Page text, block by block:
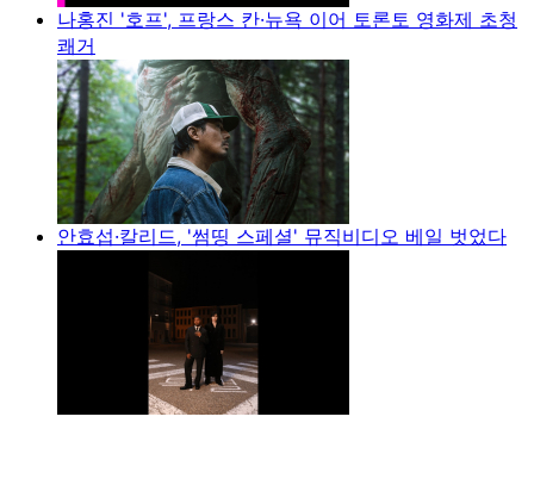
나홍진 '호프', 프랑스 칸·뉴욕 이어 토론토 영화제 초청
쾌거
안효섭·칼리드, '썸띵 스페셜' 뮤직비디오 베일 벗었다